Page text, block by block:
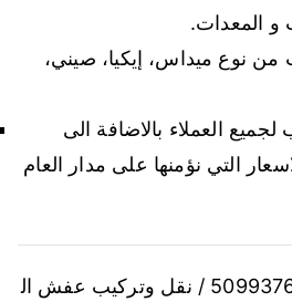
و المعدات.
من نوع ميداس، إيكيا، صيني،
العملاء بالاضافة الى
نقل اثاث الشرق / 50993766 / نقل وتركيب عفش ال